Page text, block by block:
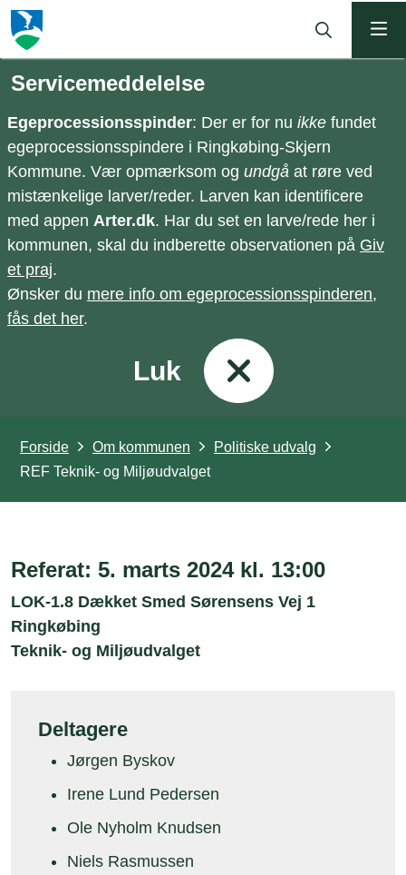
Servicemeddelelse
Egeprocessionsspinder: Der er for nu ikke fundet
egeprocessionsspindere i Ringkøbing-Skjern
Kommune. Vær opmærksom og undgå at røre ved
mistænkelige larver/reder. Larven kan identificere
med appen Arter.dk . Har du set en larve/rede her i
kommunen, skal du indberette observationen på Giv
et praj
Ønsker du mere info om egeprocessionsspinderen,
fås det her.
Luk
Forside Om kommunen
Politiske udvalg
REF Teknik- og Miljøudvalget
Referat: 5. marts 2024 kl. 13:00
LOK-1.8 Dækket Smed Sørensens Vej 1
Ringkøbing
Teknik- og Miljøudvalget
Deltagere
Jørgen Byskov
Irene Lund Pedersen
Ole Nyholm Knudsen
Niels Rasmussen